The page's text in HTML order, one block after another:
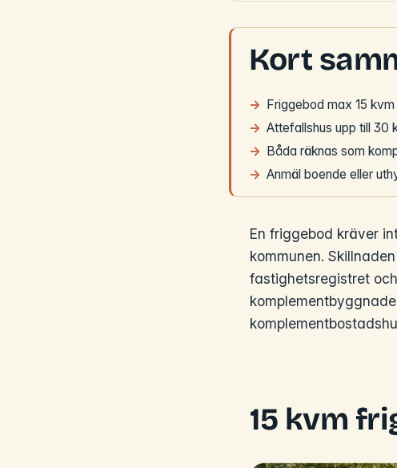
Kort
Friggebod max 15
Attefallshus upp till 30
Båda räknas som
Anmäl boende eller
En friggebod kräver
kommunen.
fastighetsregistret
15 kvm